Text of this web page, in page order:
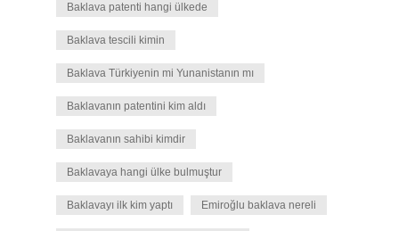
Baklava patenti hangi ülkede
Baklava tescili kimin
Baklava Türkiyenin mi Yunanistanın mı
Baklavanın patentini kim aldı
Baklavanın sahibi kimdir
Baklavaya hangi ülke bulmuştur
Baklavayı ilk kim yaptı Emiroğlu baklava nereli